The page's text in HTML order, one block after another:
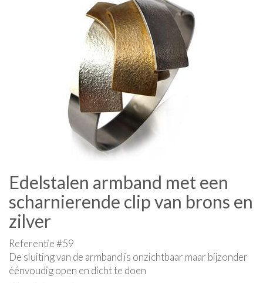
Edelstalen armband met een
scharnierende clip van brons en
zilver
Referentie #59
De sluiting van de armband is onzichtbaar maar bijzonder
éénvoudig open en dicht te doen